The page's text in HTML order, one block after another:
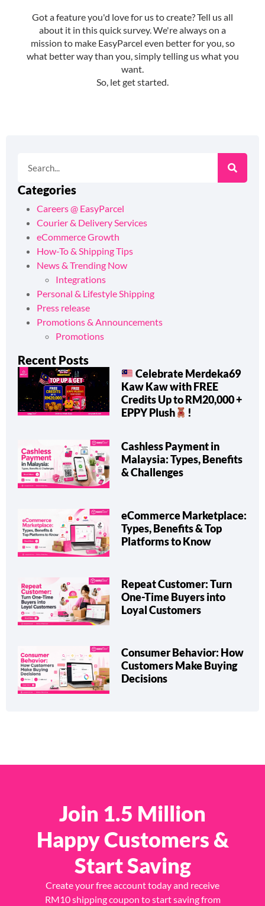
Categories
Careers @ EasyParcel
Courier & Delivery Services
eCommerce Growth
How-To & Shipping Tips
News & Trending Now
Integrations
Personal & Lifestyle Shipping
Press release
Promotions & Announcements
Promotions
Recent Posts
Celebrate Merdeka69
Kaw Kaw with FREE
Credits Up to RM20,000 +
EPPY Plush
!
Cashless Payment in
Malaysia: Types, Benefits
& Challenges
eCommerce Marketplace:
Types, Benefits & Top
Platforms to Know
Repeat Customer: Turn
One-Time Buyers into
Loyal Customers
Consumer Behavior: How
Customers Make Buying
Decisions
Join 1.5 Million
Happy Customers &
Start Saving
Create your free account today and receive
RM10 shipping coupon to start saving from